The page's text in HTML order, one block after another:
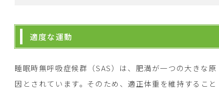
適度な運動
睡眠時無呼吸症候群（SAS）は、肥満が一つの大きな原
因とされています。そのため、適正体重を維持すること